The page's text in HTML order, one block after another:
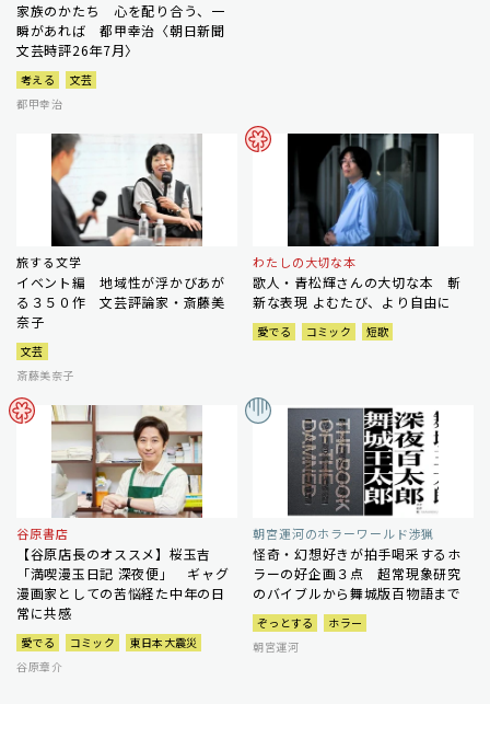
家族のかたち 心を配り合う、一
瞬があれば 都甲幸治〈朝日新聞
文芸時評26年7月〉
考える
文芸
都甲幸治
旅する文学
イベント編 地域性が浮かびあが
る３５０作 文芸評論家・斎藤美
奈子
文芸
斎藤美奈子
わたしの大切な本
歌人・青松輝さんの大切な本 斬
新な表現 よむたび、より自由に
愛でる コミック 短歌
谷原書店
【谷原店長のオススメ】桜玉吉
「満喫漫玉日記 深夜便」 ギャグ
漫画家としての苦悩経た中年の日
常に共感
愛でる コミック
東日本大震災
谷原章介
朝宮運河のホラーワールド渉猟
怪奇・幻想好きが拍手喝采するホ
ラーの好企画３点 超常現象研究
のバイブルから舞城版百物語まで
ぞっとする
ホラー
朝宮運河